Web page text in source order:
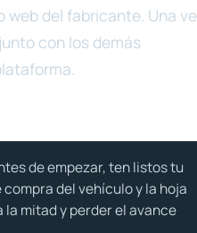
web del fabricante. Una
con los demás
de empezar, ten listos tu
del vehículo y la hoja
mitad y perder el avance